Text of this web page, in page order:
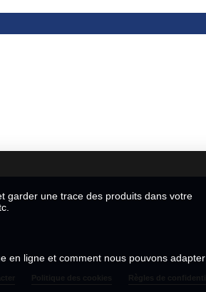
garder une trace des produits dans votre
en ligne et comment nous pouvons adapter